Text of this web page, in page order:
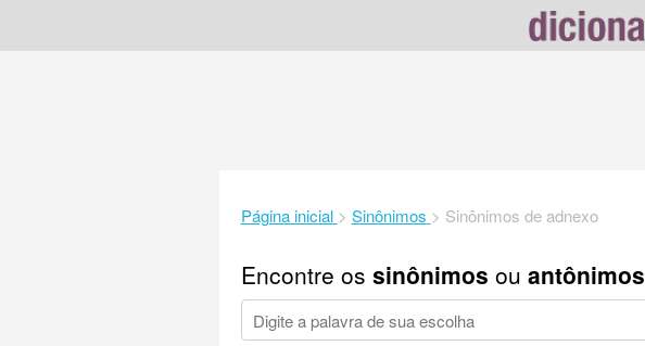
Página inicial > Sinônimos > Sinônimos de adnexo
Encontre os sinônimos ou antônimos